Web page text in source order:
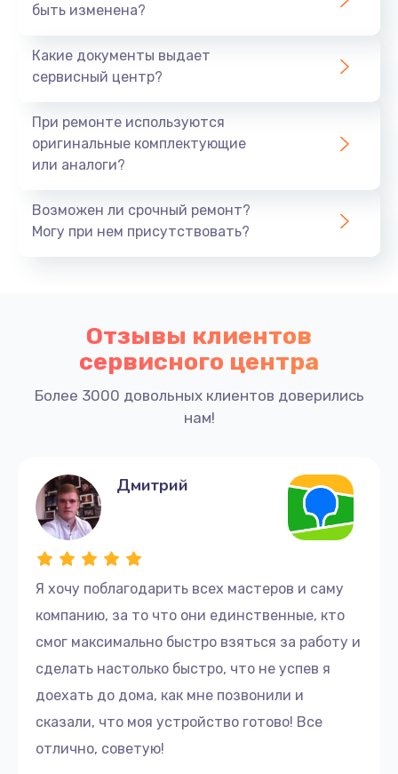
быть изменена?
Какие документы выдает
сервисный центр?
При ремонте используются
оригинальные комплектующие
или аналоги?
Возможен ли срочный ремонт?
Могу при нем присутствовать?
Отзывы клиентов
сервисного центра
Более 3000 довольных клиентов доверились
нам!
Я хочу поблагодарить всех мастеров и саму
компанию, за то что они единственные, кто
смог максимально быстро взяться за работу и
сделать настолько быстро, что не успев я
доехать до дома, как мне позвонили и
сказали, что моя устройство готово! Все
отлично, советую!
Дмитрий